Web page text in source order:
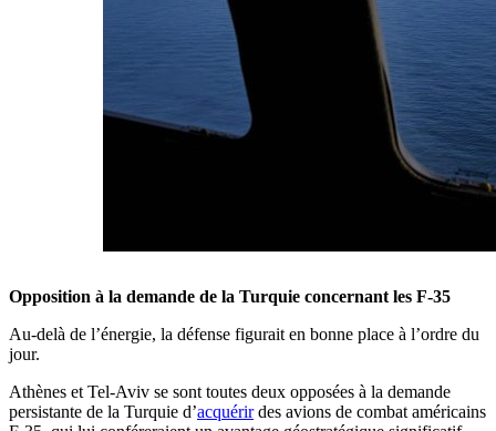
Opposition à la demande de la Turquie concernant les F-35
Au-delà de l’énergie, la défense figurait en bonne place à l’ordre du
jour.
Athènes et Tel-Aviv se sont toutes deux opposées à la demande
persistante de la Turquie d’acquérirdes avions de combat américains